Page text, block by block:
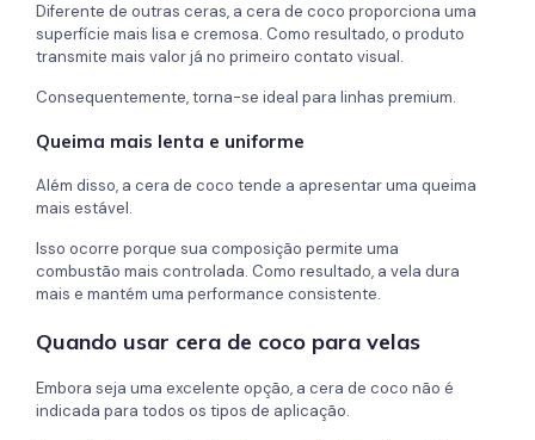
Diferente de outras ceras, a cera de coco proporciona uma
superfície mais lisa e cremosa. Como resultado, o produto
transmite mais valor já no primeiro contato visual.
Consequentemente, torna-se ideal para linhas premium.
Queima mais lenta e uniforme
Além disso, a cera de coco tende a apresentar uma queima
mais estável.
Isso ocorre porque sua composição permite uma
combustão mais controlada. Como resultado, a vela dura
mais e mantém uma performance consistente.
Quando usar cera de coco para velas
Embora seja uma excelente opção, a cera de coco não é
indicada para todos os tipos de aplicação.